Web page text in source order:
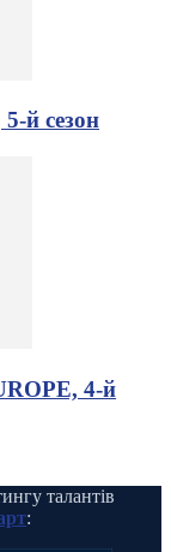
й сезон
4-й
талантів
: